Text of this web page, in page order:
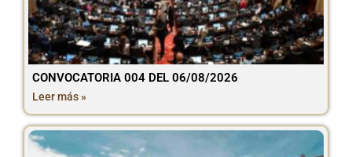
CONVOCATORIA 004 DEL 06/08/2026
Leer más »